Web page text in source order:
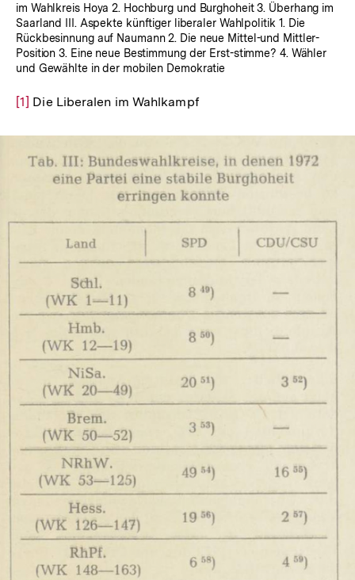
im Wahlkreis Hoya 2. Hochburg und Burghoheit 3. Überhang im
Saarland III. Aspekte künftiger liberaler Wahlpolitik 1. Die
Rückbesinnung auf Naumann 2. Die neue Mittel-und Mittler-
Position 3. Eine neue Bestimmung der Erst-stimme? 4. Wähler
und Gewählte in der mobilen Demokratie
Zur
Fußnote
[1] Die Liberalen im Wahlkampf